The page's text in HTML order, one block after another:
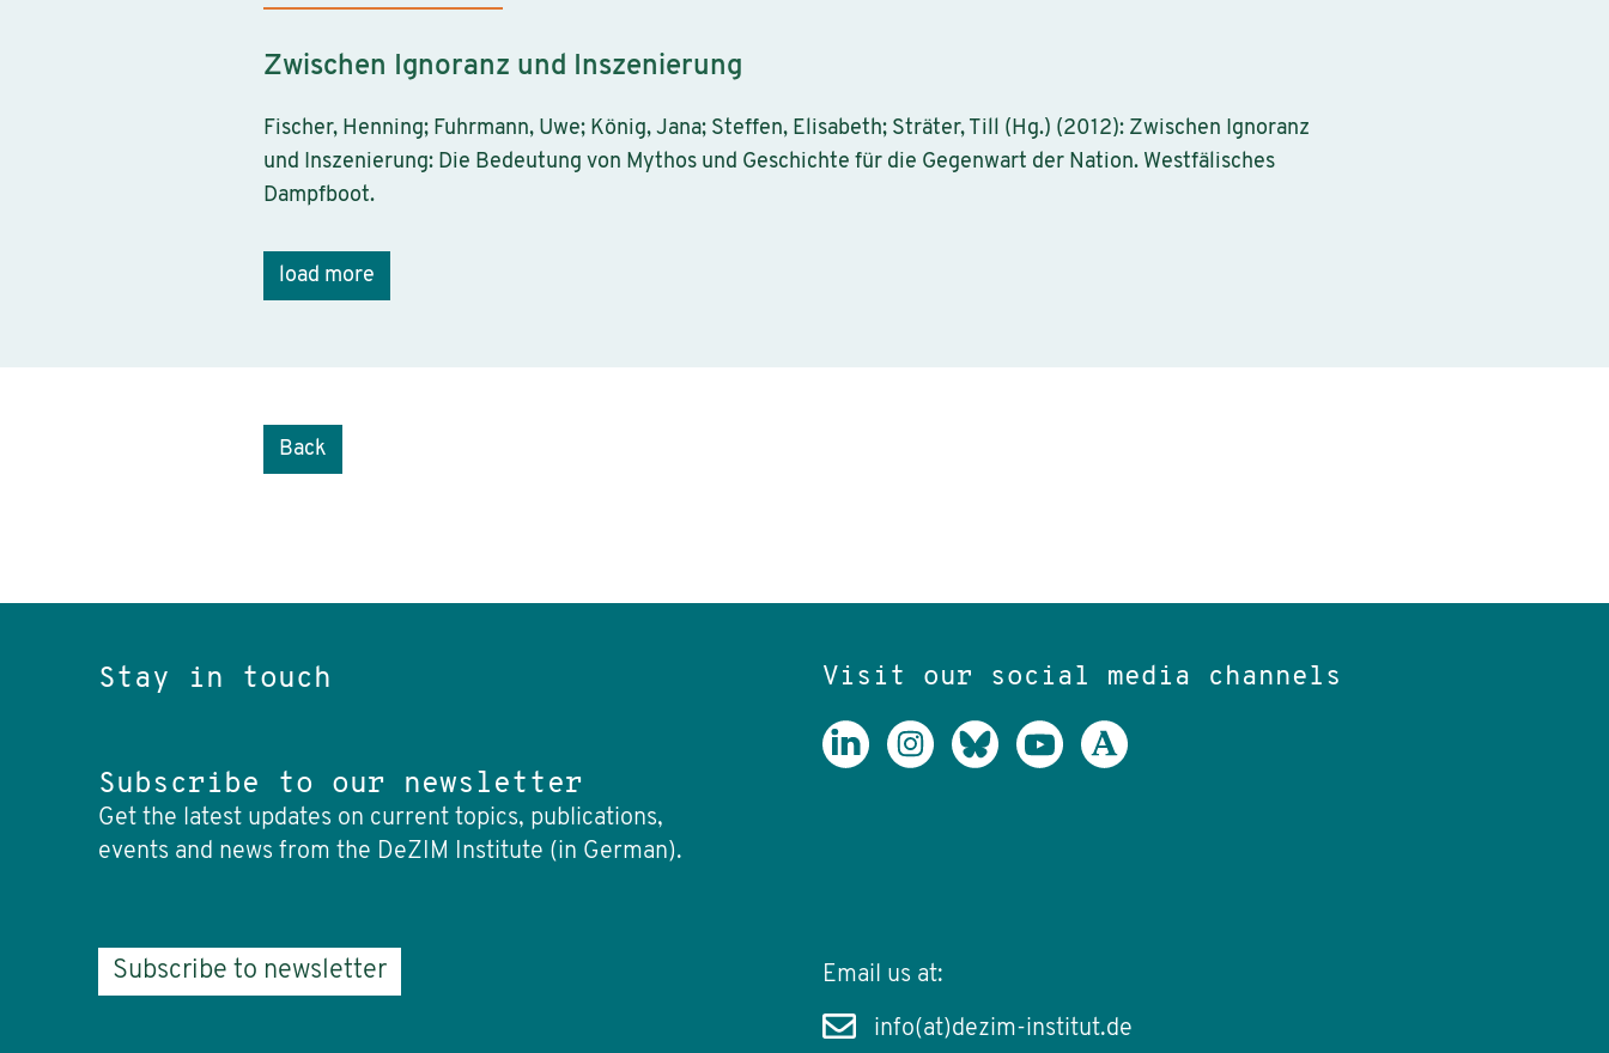
Zwischen Ignoranz und Inszenierung
Fischer, Henning; Fuhrmann, Uwe; König, Jana; Steffen, Elisabeth; Sträter, Till (Hg.) (2012): Zwischen Ignoranz
und Inszenierung: Die Bedeutung von Mythos und Geschichte für die Gegenwart der Nation. Westfälisches
Dampfboot.
load more
Back
Stay in touch
Subscribe to our newsletter
Get the latest updates on current topics, publications,
events and news from the DeZIM Institute (in German).
Subscribe to newsletter
Visit our social media channels
Email us at:
info(at)dezim-institut.de